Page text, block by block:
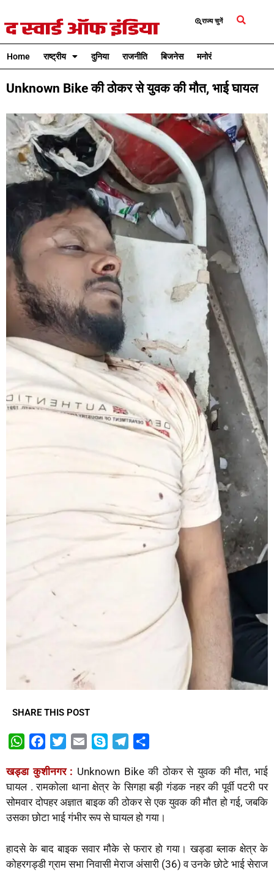
राज्य चुनें
Home राष्ट्रीय दुनिया राजनीति बिजनेस मनोरंजन
Unknown Bike की ठोकर से युवक की मौत, भाई घायल
SHARE THIS POST
W
a
t
s
A
p
c
e
b
o
k
i
t
t
e
a
i
l
y
p
e
l
e
g
r
m
a
r
e
खड्डा कुशीनगर : Unknown Bike की ठोकर से युवक की मौत, भाई
घायल . रामकोला थाना क्षेत्र के सिगहा बड़ी गंडक नहर की पूर्वी पटरी पर
सोमवार दोपहर अज्ञात बाइक की ठोकर से एक युवक की मौत हो गई, जबकि
उसका छोटा भाई गंभीर रूप से घायल हो गया।
हादसे के बाद बाइक सवार मौके से फरार हो गया। खड्डा ब्लाक क्षेत्र के
कोहरगड्डी ग्राम सभा निवासी मेराज अंसारी (36) व उनके छोटे भाई सेराज